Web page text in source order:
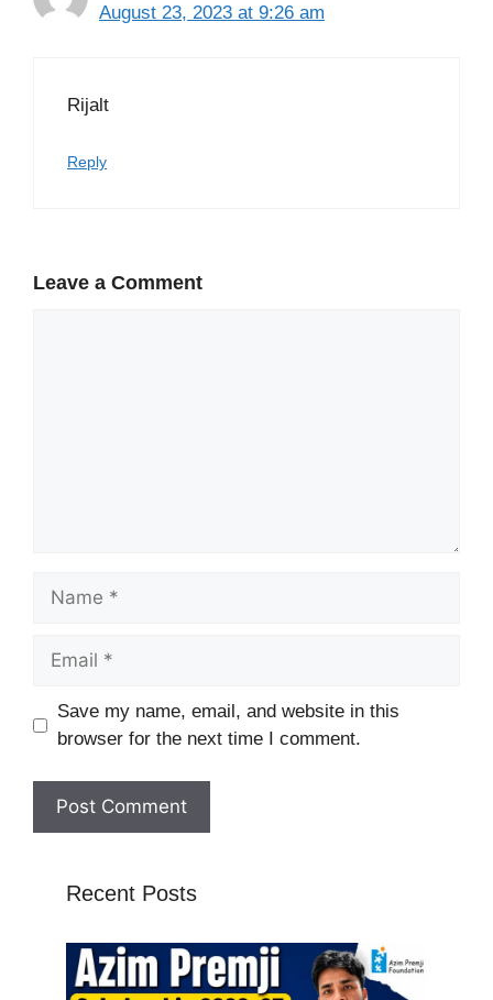
August 23, 2023 at 9:26 am
Rijalt
Reply
Leave a Comment
Name
Email
Website
Save my name, email, and website in this
browser for the next time I comment.
Recent Posts